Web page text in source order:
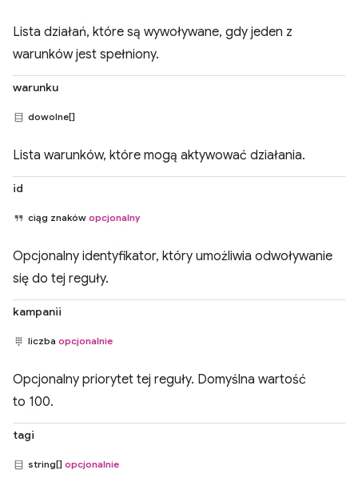
Lista działań, które są wywoływane, gdy jeden z
warunków jest spełniony.
warunku
dowolne[]
Lista warunków, które mogą aktywować działania.
id
ciąg znaków opcjonalny
Opcjonalny identyfikator, który umożliwia odwoływanie
się do tej reguły.
kampanii
liczba opcjonalnie
Opcjonalny priorytet tej reguły. Domyślna wartość
to 100.
tagi
string[] opcjonalnie